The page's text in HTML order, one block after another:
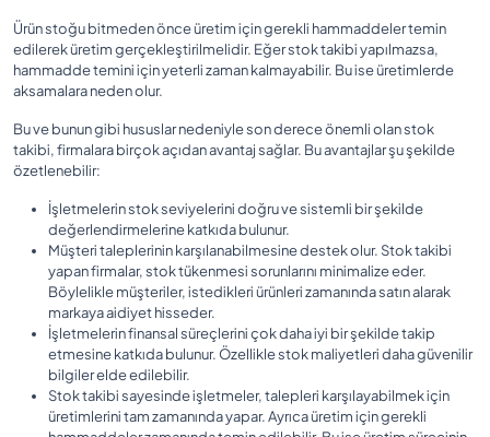
Ürün stoğu bitmeden önce üretim için gerekli hammaddeler temin
edilerek üretim gerçekleştirilmelidir. Eğer stok takibi yapılmazsa,
hammadde temini için yeterli zaman kalmayabilir. Bu ise üretimlerde
aksamalara neden olur.
Bu ve bunun gibi hususlar nedeniyle son derece önemli olan stok
takibi, firmalara birçok açıdan avantaj sağlar. Bu avantajlar şu şekilde
özetlenebilir:
İşletmelerin stok seviyelerini doğru ve sistemli bir şekilde
değerlendirmelerine katkıda bulunur.
Müşteri taleplerinin karşılanabilmesine destek olur. Stok takibi
yapan firmalar, stok tükenmesi sorunlarını minimalize eder.
Böylelikle müşteriler, istedikleri ürünleri zamanında satın alarak
markaya aidiyet hisseder.
İşletmelerin finansal süreçlerini çok daha iyi bir şekilde takip
etmesine katkıda bulunur. Özellikle stok maliyetleri daha güvenilir
bilgiler elde edilebilir.
Stok takibi sayesinde işletmeler, talepleri karşılayabilmek için
üretimlerini tam zamanında yapar. Ayrıca üretim için gerekli